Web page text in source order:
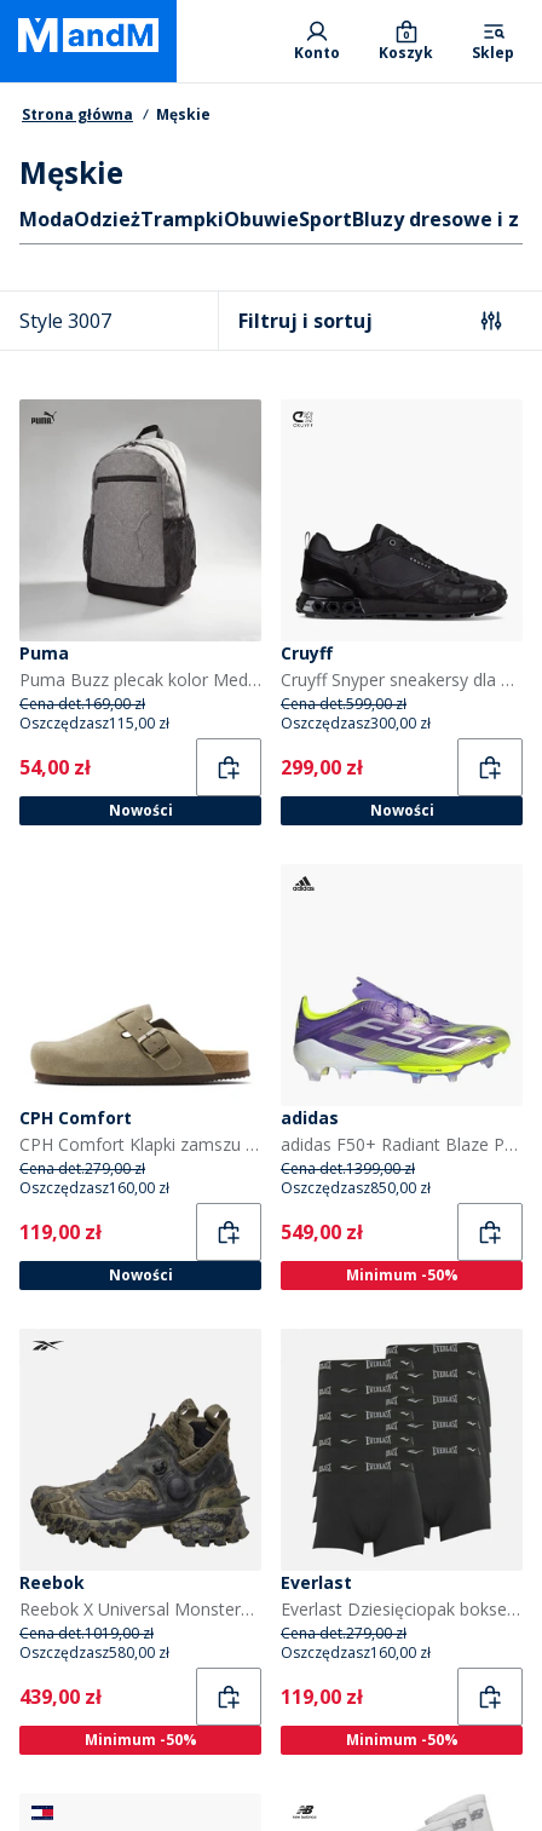
Skip
main
content
Primary departments
Konto Koszyk
0
Sklep
Nawigacja okruszkowa
Strona główna Męskie
Męskie
Skróty
ModaOdzieżTrampkiObuwieSportBluzy dresowe i z
Style 3007 Filtruj i sortuj
Puma
Puma Buzz plecak kolor Medium Grey Heather
Cena det.169,00 zł
Oszczędzasz115,00 zł
Current
54,00 zł
Nowości
Cruyff
Cruyff Snyper sneakersy dla niego kolor Black
Cena det.599,00 zł
Oszczędzasz300,00 zł
Current
299,00 zł
Nowości
CPH Comfort
CPH Comfort Klapki zamszu Bio kolor taupe
Cena det.279,00 zł
Oszczędzasz160,00 zł
Current
119,00 zł
Nowości
adidas
adidas F50+ Radiant Blaze Pack FG Firm Ground Buty Piłkarskie dla niego kolor Purple Rush/Cloud White/Lucid Lemon
Cena det.1399,00 zł
Oszczędzasz850,00 zł
Current
549,00 zł
Minimum -50%
Reebok
Reebok X Universal Monsters Instapump Fury 94 Mid 'Creature From The Black Lagoon' sneakersy kolor Green/Green/Black
Cena det.1019,00 zł
Oszczędzasz580,00 zł
Current
439,00 zł
Minimum -50%
Everlast
Everlast Dziesięciopak bokserek dla niego kolor Czarny
Cena det.279,00 zł
Oszczędzasz160,00 zł
Current
119,00 zł
Minimum -50%